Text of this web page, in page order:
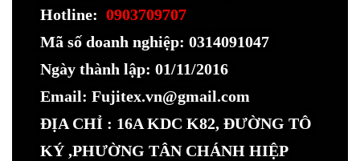
Hotline: 0903709707
Mã số doanh nghiệp: 0314091047
Ngày thành lập: 01/11/2016
Email: Fujitex.vn@gmail.com
ĐỊA CHỈ : 16A KDC K82, ĐƯỜNG TÔ
KÝ ,PHƯỜNG TÂN CHÁNH HIỆP